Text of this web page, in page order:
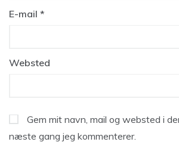
E-mail *
Websted
Gem mit navn, mail og websted i
næste gang jeg kommenterer.